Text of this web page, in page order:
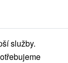
služby.